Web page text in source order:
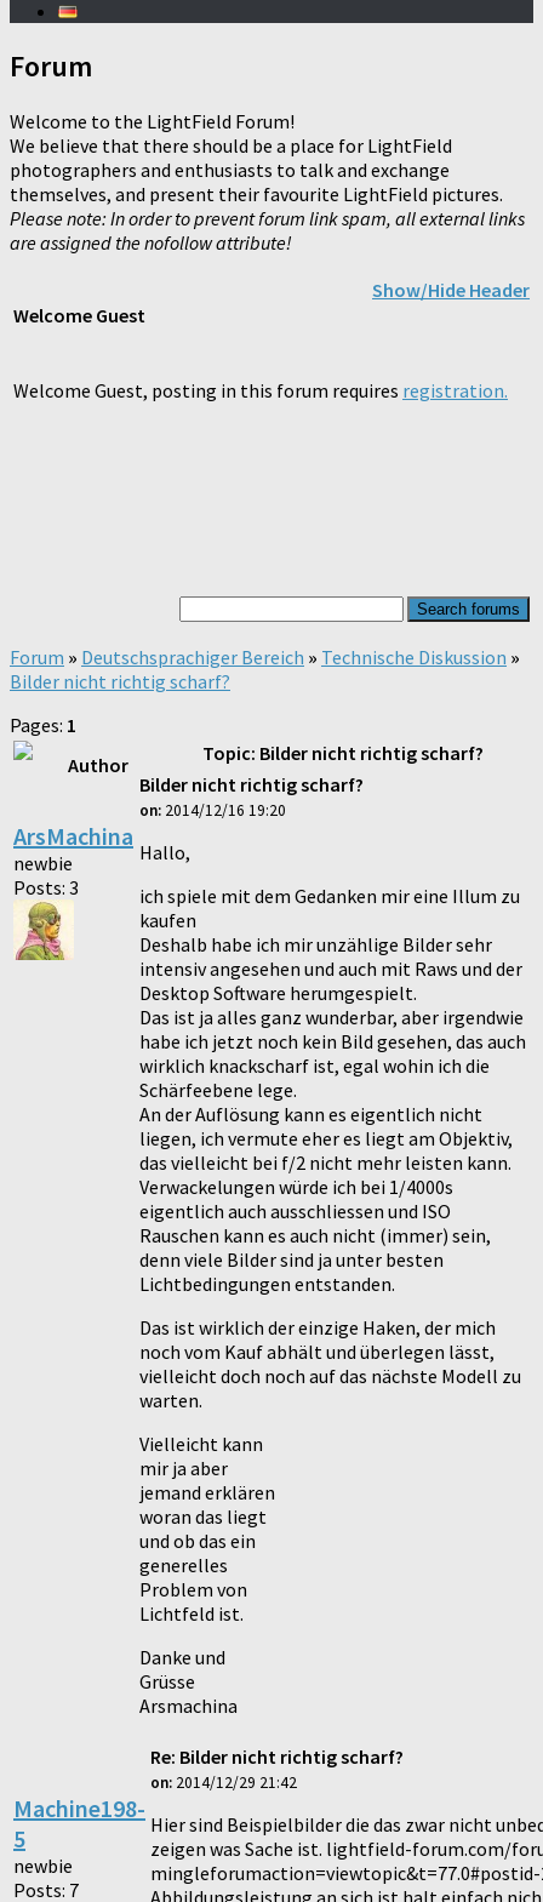
Forum
Welcome to the LightField Forum!
We believe that there should be a place for LightField
photographers and enthusiasts to talk and exchange
themselves, and present their favourite LightField pictures.
Please note: In order to prevent forum link spam, all external links
are assigned the nofollow attribute!
Welcome Guest
Show/Hide Header
Welcome Guest, posting in this forum requires registration.
Forum » Deutschsprachiger Bereich » Technische Diskussion »
Bilder nicht richtig scharf?
Pages: 1
Author
Topic: Bilder nicht richtig scharf?
ArsMachina
newbie
Posts: 3
Bilder nicht richtig scharf?
on: 2014/12/16 19:20
Hallo,
ich spiele mit dem Gedanken mir eine Illum zu
kaufen
Deshalb habe ich mir unzählige Bilder sehr
intensiv angesehen und auch mit Raws und der
Desktop Software herumgespielt.
Das ist ja alles ganz wunderbar, aber irgendwie
habe ich jetzt noch kein Bild gesehen, das auch
wirklich knackscharf ist, egal wohin ich die
Schärfeebene lege.
An der Auflösung kann es eigentlich nicht
liegen, ich vermute eher es liegt am Objektiv,
das vielleicht bei f/2 nicht mehr leisten kann.
Verwackelungen würde ich bei 1/4000s
eigentlich auch ausschliessen und ISO
Rauschen kann es auch nicht (immer) sein,
denn viele Bilder sind ja unter besten
Lichtbedingungen entstanden.
Das ist wirklich der einzige Haken, der mich
noch vom Kauf abhält und überlegen lässt,
vielleicht doch noch auf das nächste Modell zu
warten.
Vielleicht kann
mir ja aber
jemand erklären
woran das liegt
und ob das ein
generelles
Problem von
Lichtfeld ist.
Danke und
Grüsse
Arsmachina
Machine198-
5
newbie
Posts: 7
Re: Bilder nicht richtig scharf?
on: 2014/12/29 21:42
Hier sind Beispielbilder die das zwar nicht
zeigen was Sache ist. lightfield-forum.com/
mingleforumaction=viewtopic&t=77.0#postid-
Abbildungsleistung an sich ist halt einfach